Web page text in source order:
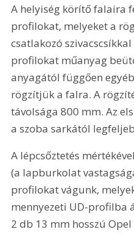
A helyiség körítő falaira
profilokat, melyeket a
csatlakozó
profilokat műanyag
anyagától függően
rögzítjük a falra. A
távolsága 800 mm. Az
a szoba sarkától
A lépcsőztetés
(a lapburkolat
profilokat vágunk,
mennyezeti UD-profilba
2 db 13 mm hosszú